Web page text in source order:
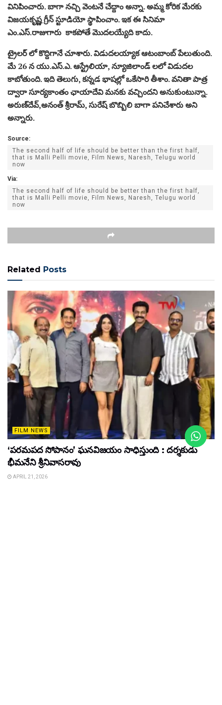
వినిపించారు. బాగా నచ్చి వెంటనే చేద్దాం అన్నా. అమ్మ కోరిక మేరకు
విజయకృష్ణ గ్రీన్‌ స్టూడియో స్థాపించాం. ఇక ఈ సినిమా
ఎం.ఎస్‌.రాజుగారు కాకపోతే మొదలయ్యేది కాదు.
ట్రైలర్‌ లో కొద్దిగానే చూశారు. విడుదలయ్యాక ఆటంబాంబ్‌ పేలుతుంది.
మే 26 న యు.ఎస్‌.ఎ. ఆస్ట్రేలియా, న్యూజిలాండ్‌ లలో విడుదల
కాబోతుంది. ఇది తెలుగు, కన్నడ భాషల్లో ఒకేసారి తీశాం. వనితా పాత్ర
ద్వారా సూర్యకాంతం ఛాయాదేవి మనకు వచ్చిందని అనుకుంటున్నా.
అరుణ్‌దేవ్‌,అనంత్‌ శ్రీరామ్‌, సురేష్‌ బొబ్బిలి బాగా పనిచేశారు అని
అన్నారు.
Source:
The second half of life should be better than the first half,
that is Malli Pelli movie, Film News, Naresh, Telugu world
now
Via:
The second half of life should be better than the first half,
that is Malli Pelli movie, Film News, Naresh, Telugu world
now
Related Posts
FILM NEWS
‘పరమపద సోపానం’ ఘనవిజయం సాధిస్తుంది : దర్శకుడు
భీమనేని శ్రీనివాసరావు
APRIL 21, 2026